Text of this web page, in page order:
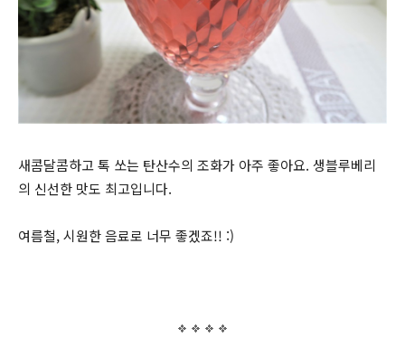
새콤달콤하고 톡 쏘는 탄산수의 조화가 아주 좋아요. 생블루베리
의 신선한 맛도 최고입니다.
여름철, 시원한 음료로 너무 좋겠죠!! :)